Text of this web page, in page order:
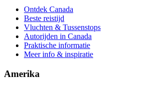
Ontdek Canada
Beste reistijd
Vluchten & Tussenstops
Autorijden in Canada
Praktische informatie
Meer info & inspiratie
Amerika